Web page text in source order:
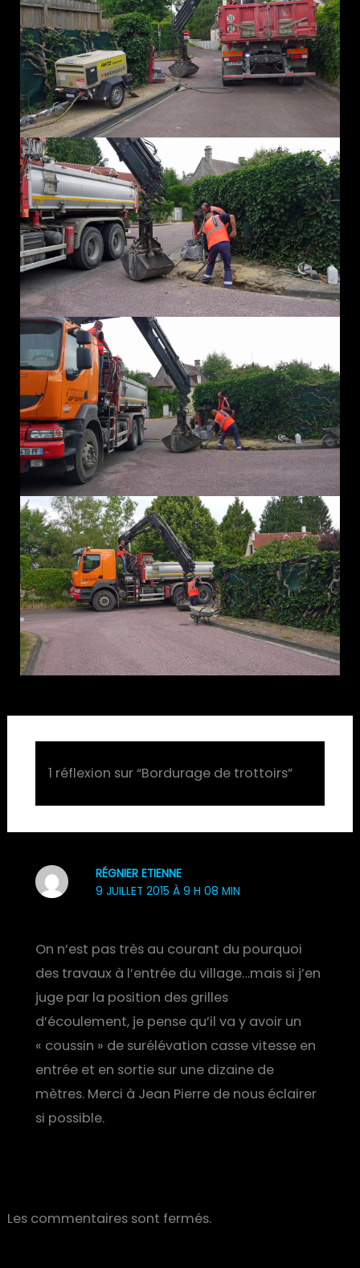
1 réflexion sur “Bordurage de trottoirs”
RÉGNIER ETIENNE
9 JUILLET 2015 À 9 H 08 MIN
On n’est pas très au courant du pourquoi
des travaux à l’entrée du village…mais si j’en
juge par la position des grilles
d’écoulement, je pense qu’il va y avoir un
« coussin » de surélévation casse vitesse en
entrée et en sortie sur une dizaine de
mètres. Merci à Jean Pierre de nous éclairer
si possible.
Les commentaires sont fermés.